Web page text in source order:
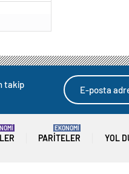
takip
PARITELER
EKONOMİ
YOL